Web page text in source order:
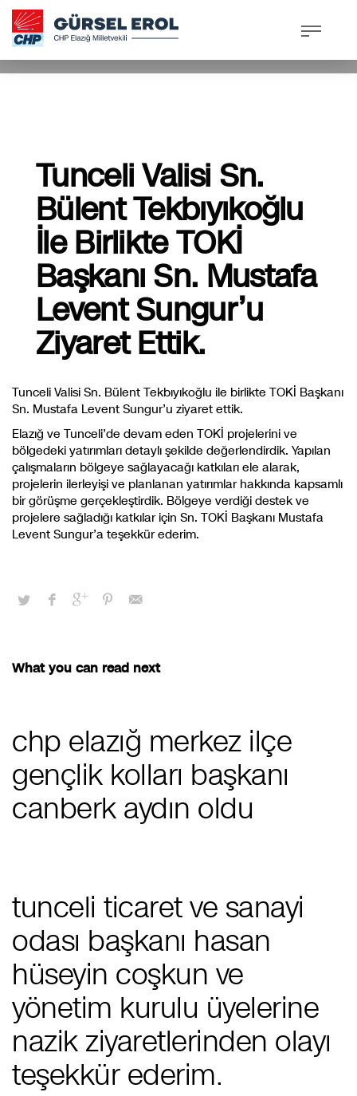
Tunceli Valisi Sn.
Bülent Tekbıyıkoğlu
İle Birlikte TOKİ
Başkanı Sn. Mustafa
Levent Sungur’u
Ziyaret Ettik.
Tunceli Valisi Sn. Bülent Tekbıyıkoğlu ile birlikte TOKİ Başkanı
Sn. Mustafa Levent Sungur’u ziyaret ettik.
Elazığ ve Tunceli’de devam eden TOKİ projelerini ve
bölgedeki yatırımları detaylı şekilde değerlendirdik. Yapılan
çalışmaların bölgeye sağlayacağı katkıları ele alarak,
projelerin ilerleyişi ve planlanan yatırımlar hakkında kapsamlı
bir görüşme gerçekleştirdik. Bölgeye verdiği destek ve
projelere sağladığı katkılar için Sn. TOKİ Başkanı Mustafa
Levent Sungur’a teşekkür ederim.
What you can read next
chp elazığ merkez i̇lçe
gençlik kolları başkanı
canberk aydın oldu
tunceli ticaret ve sanayi
odası başkanı hasan
hüseyin coşkun ve
yönetim kurulu üyelerine
nazik ziyaretlerinden olayı
teşekkür ederim.